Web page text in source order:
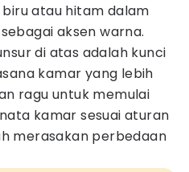
atau hitam dalam
aksen warna.
di atas adalah kunci
kamar yang lebih
ragu untuk memulai
kamar sesuai aturan
merasakan perbedaan